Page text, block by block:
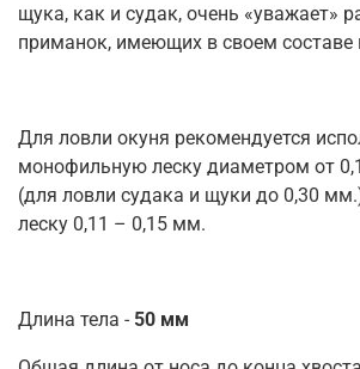
щука, как и судак, очень «уважает»
приманок, имеющих в своем составе
Для ловли окуня рекомендуется
монофильную леску диаметром от
(для ловли судака и щуки до 0,30
леску 0,11 – 0,15 мм.
Длина тела - 50 мм